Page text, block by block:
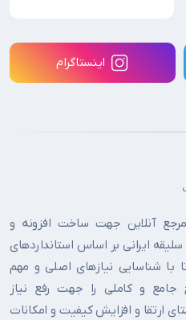
اینستاگرام
آنلاین جهت ساخت افزونه و
ایرانی بر اساس استانداردهای
شناسایی نیازهای اصلی و مهم
جامع و کاملی را جهت رفع نیاز
ارتقا و افزایش کیفیت و امکانات